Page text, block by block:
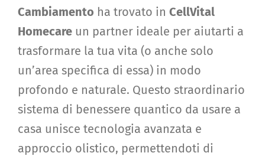
CONTATTI
LEGGI ARTICOLI
PORTALE
ISCRIVITI NEL FORUM
Cambiamento ha trovato in CellVital
Homecare un partner ideale per aiutarti a
trasformare la tua vita (o anche solo
un’area specifica di essa) in modo
profondo e naturale. Questo straordinario
sistema di benessere quantico da usare a
casa unisce tecnologia avanzata e
approccio olistico, permettendoti di